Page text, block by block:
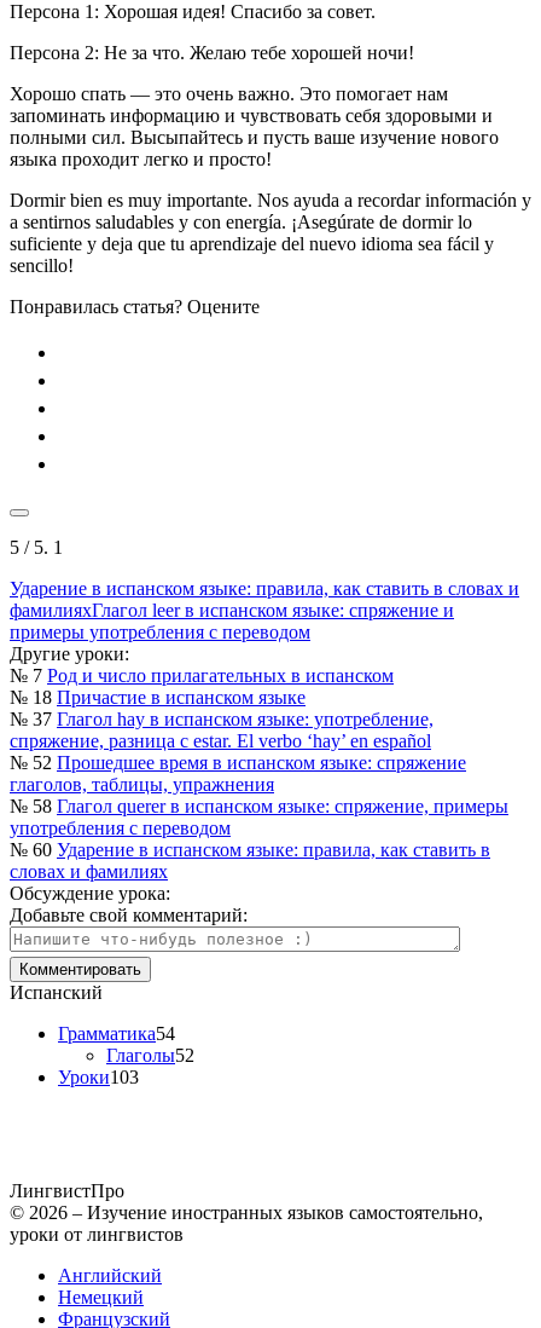
Персона 1: Хорошая идея! Спасибо за совет.
Персона 2: Не за что. Желаю тебе хорошей ночи!
Хорошо спать — это очень важно. Это помогает нам
запоминать информацию и чувствовать себя здоровыми и
полными сил. Высыпайтесь и пусть ваше изучение нового
языка проходит легко и просто!
Dormir bien es muy importante. Nos ayuda a recordar información y
a sentirnos saludables y con energía. ¡Asegúrate de dormir lo
suficiente y deja que tu aprendizaje del nuevo idioma sea fácil y
sencillo!
Понравилась статья? Оцените
5 / 5. 1
Ударение в испанском языке: правила, как ставить в словах и
фамилияхГлагол leer в испанском языке: спряжение и
примеры употребления с переводом
Другие уроки:
№ 7 Род и число прилагательных в испанском
№ 18 Причастие в испанском языке
№ 37 Глагол hay в испанском языке: употребление,
спряжение, разница с estar. El verbo ‘hay’ en español
№ 52 Прошедшее время в испанском языке: спряжение
глаголов, таблицы, упражнения
№ 58 Глагол querer в испанском языке: спряжение, примеры
употребления с переводом
№ 60 Ударение в испанском языке: правила, как ставить в
словах и фамилиях
Обсуждение урока:
Добавьте свой комментарий:
Испанский
Грамматика54
Глаголы52
Уроки103
ЛингвистПро
© 2026 – Изучение иностранных языков самостоятельно,
уроки от лингвистов
Английский
Немецкий
Французский